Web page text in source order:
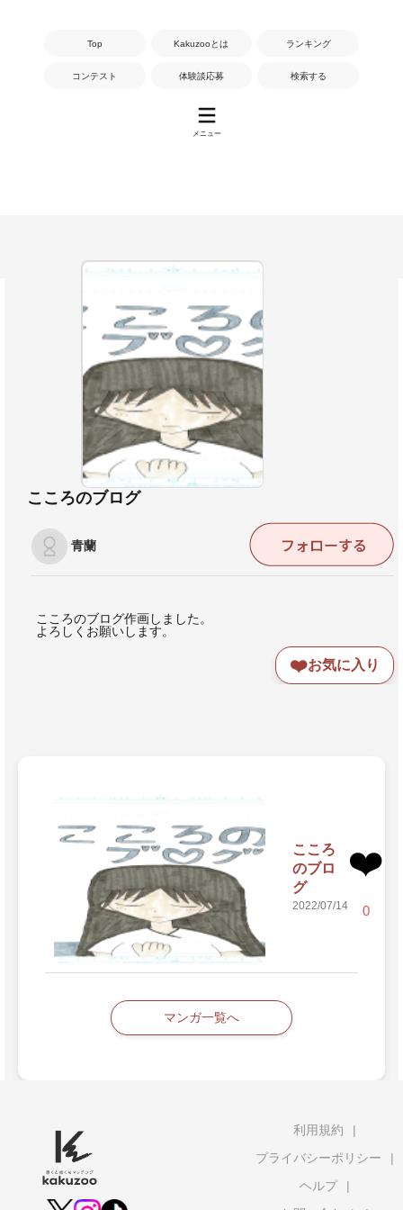
Top Kakuzooとは ランキング
コンテスト 体験談応募 検索する
メニュー
こころのブログ
青蘭
こころのブログ作画しました。
よろしくお願いします。
❤️お気に入り
こころ
のブロ
グ
2022/07/14
❤️
0
マンガ一覧へ
利用規約
プライバシーポリシー
ヘルプ